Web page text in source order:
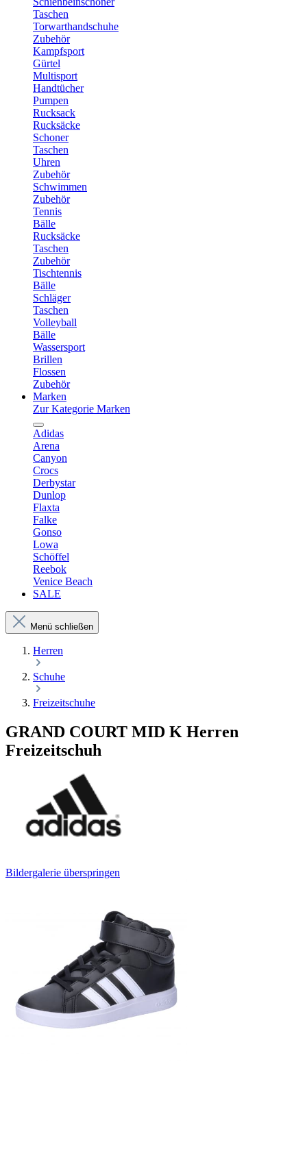
Taschen
Torwarthandschuhe
Zubehör
Kampfsport
Gürtel
Multisport
Handtücher
Pumpen
Rucksack
Rucksäcke
Schoner
Taschen
Uhren
Zubehör
Schwimmen
Zubehör
Tennis
Bälle
Rucksäcke
Taschen
Zubehör
Tischtennis
Bälle
Schläger
Taschen
Volleyball
Bälle
Wassersport
Brillen
Flossen
Zubehör
Marken
Zur Kategorie Marken
Adidas
Arena
Canyon
Crocs
Derbystar
Dunlop
Flaxta
Falke
Gonso
Lowa
Schöffel
Reebok
Venice Beach
SALE
Menü schließen
Herren
Schuhe
Freizeitschuhe
GRAND COURT MID K Herren
Freizeitschuh
Bildergalerie überspringen